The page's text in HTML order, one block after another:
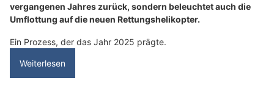
vergangenen Jahres zurück, sondern beleuchtet auch die
Umflottung auf die neuen Rettungshelikopter.
Ein Prozess, der das Jahr 2025 prägte.
Weiterlesen